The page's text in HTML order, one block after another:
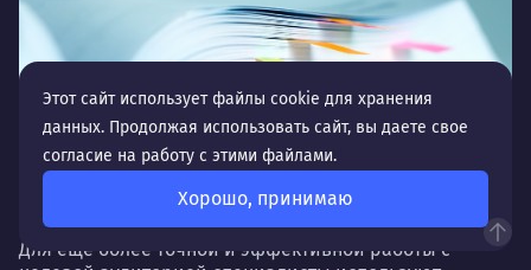
Ремаркетинг и ретаргетинг
Для еще более точной и эффективной работы с
Этот сайт использует файлы cookie для хранения
данных. Продолжая использовать сайт, вы даете свое
согласие на работу с этими файлами.
Хорошо, принимаю